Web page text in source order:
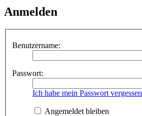
Anmelden
Benutzername:
Passwort:
Ich habe mein Passwort vergessen
Angemeldet bleiben